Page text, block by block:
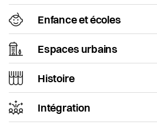
Intégration
Jeunesse
Logement
Religions
Enfance et écoles
Espaces urbains
Histoire
Intégration